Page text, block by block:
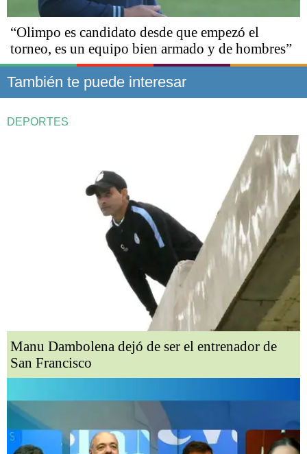
“Olimpo es candidato desde que empezó el
torneo, es un equipo bien armado y de hombres”
También te puede interesar
DEPORTES
Manu Dambolena dejó de ser el entrenador de
San Francisco